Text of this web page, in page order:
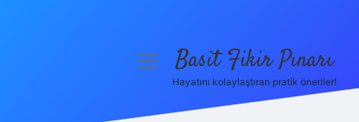
menüyüBasit Fikir Pınarı
Hayatını kolaylaştıran pratik öneriler!